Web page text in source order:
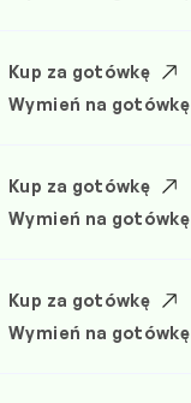
Kup za gotówkę
Wymień na gotówkę
Kup za gotówkę
Wymień na gotówkę
Kup za gotówkę
Wymień na gotówkę